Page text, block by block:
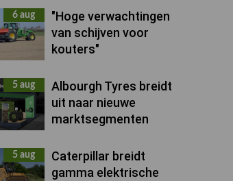
6 aug
"Hoge verwachtingen
van schijven voor
kouters"
5 aug
Albourgh Tyres breidt
uit naar nieuwe
marktsegmenten
5 aug
Caterpillar breidt
gamma elektrische